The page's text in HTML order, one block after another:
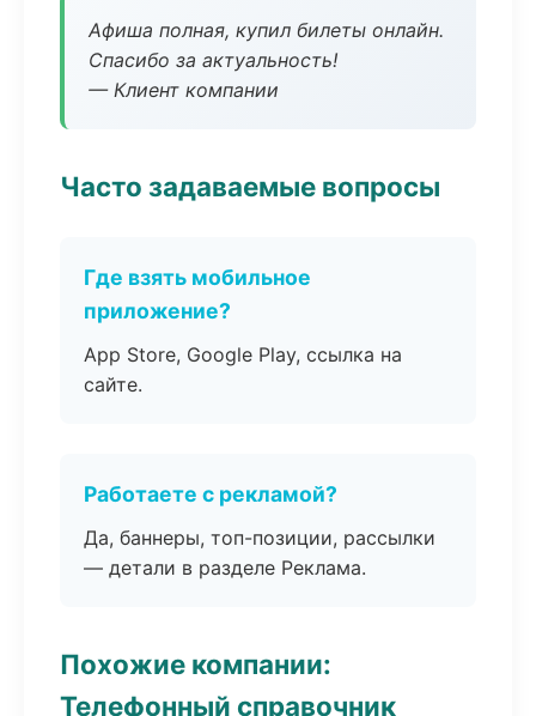
Афиша полная, купил билеты онлайн.
Спасибо за актуальность!
— Клиент компании
Часто задаваемые вопросы
Где взять мобильное
приложение?
App Store, Google Play, ссылка на
сайте.
Работаете с рекламой?
Да, баннеры, топ-позиции, рассылки
— детали в разделе Реклама.
Похожие компании:
Телефонный справочник